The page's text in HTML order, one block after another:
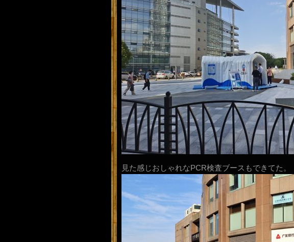
見た感じおしゃれなPCR検査ブースもできてた。